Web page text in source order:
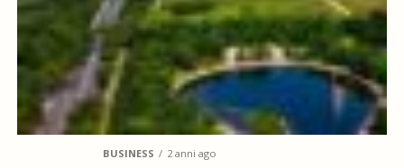
BUSINESS 2 anni ago